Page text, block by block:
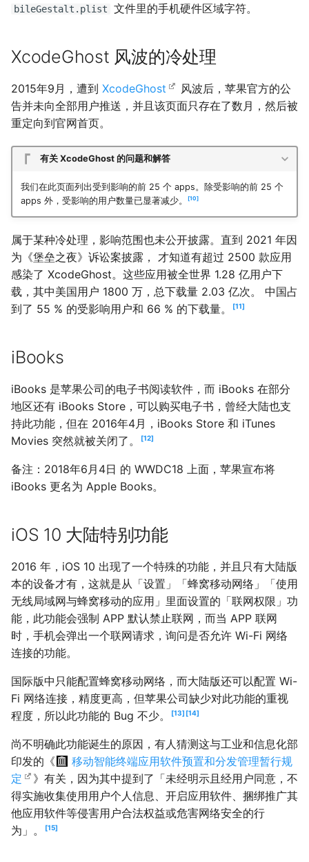
bileGestalt.plist
文件里的手机硬件区域字符。
XcodeGhost 风波的冷处理
2015年9月，遭到 XcodeGhost
风波后，苹果官方的公
告并未向全部用户推送，并且该页面只存在了数月，然后被
重定向到官网首页。
有关 XcodeGhost 的问题和解答
我们在此页面列出受到影响的前 25 个 apps。除受影响的前 25 个
apps 外，受影响的用户数量已显著减少。
10
属于某种冷处理，影响范围也未公开披露。直到 2021 年因
为《堡垒之夜》诉讼案披露， 才知道有超过 2500 款应用
感染了 XcodeGhost。这些应用被全世界 1.28 亿用户下
载，其中美国用户 1800 万，总下载量 2.03 亿次。 中国占
到了 55 % 的受影响用户和 66 % 的下载量。
11
iBooks
iBooks 是苹果公司的电子书阅读软件，而 iBooks 在部分
地区还有 iBooks Store，可以购买电子书，曾经大陆也支
持此功能，但在 2016年4月，iBooks Store 和 iTunes
Movies 突然就被关闭了。
12
备注：2018年6月4日 的 WWDC18 上面，苹果宣布将
iBooks 更名为 Apple Books。
iOS 10 大陆特别功能
2016 年，iOS 10 出现了一个特殊的功能，并且只有大陆版
本的设备才有，这就是从「设置」「蜂窝移动网络」「使用
无线局域网与蜂窝移动的应用」里面设置的「联网权限」功
能，此功能会强制 APP 默认禁止联网，而当 APP 联网
时，手机会弹出一个联网请求，询问是否允许 Wi-Fi 网络
连接的功能。
国际版中只能配置蜂窝移动网络，而大陆版还可以配置 Wi-
Fi 网络连接，精度更高，但苹果公司缺少对此功能的重视
程度，所以此功能的 Bug 不少。
13 14
尚不明确此功能诞生的原因，有人猜测这与工业和信息化部
印发的《
移动智能终端应用软件预置和分发管理暂行规
定
》有关，因为其中提到了「未经明示且经用户同意，不
得实施收集使用用户个人信息、开启应用软件、捆绑推广其
他应用软件等侵害用户合法权益或危害网络安全的行
为」。
15